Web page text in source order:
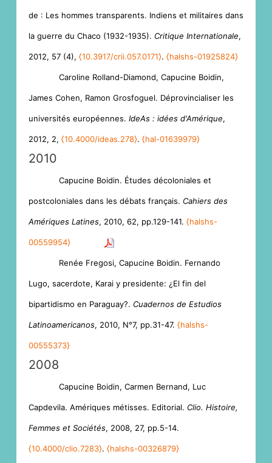
de : Les hommes transparents. Indiens et militaires dans
la guerre du Chaco (1932-1935). Critique Internationale,
2012, 57 (4), ⟨10.3917/crii.057.0171⟩. ⟨halshs-01925824⟩
Caroline Rolland-Diamond, Capucine Boidin,
James Cohen, Ramon Grosfoguel. Déprovincialiser les
universités européennes. IdeAs : idées d'Amérique,
2012, 2, ⟨10.4000/ideas.278⟩. ⟨hal-01639979⟩
2010
Capucine Boidin. Études décoloniales et
postcoloniales dans les débats français. Cahiers des
Amériques Latines, 2010, 62, pp.129-141. ⟨halshs-
00559954⟩
Renée Fregosi, Capucine Boidin. Fernando
Lugo, sacerdote, Karai y presidente: ¿El fin del
bipartidismo en Paraguay?. Cuadernos de Estudios
Latinoamericanos, 2010, N°7, pp.31-47. ⟨halshs-
00555373⟩
2008
Capucine Boidin, Carmen Bernand, Luc
Capdevila. Amériques métisses. Editorial. Clio. Histoire,
Femmes et Sociétés, 2008, 27, pp.5-14.
⟨10.4000/clio.7283⟩. ⟨halshs-00326879⟩